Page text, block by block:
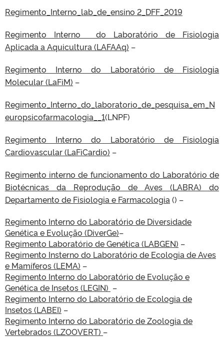
Regimento_Interno_lab_de_ensino 2_DFF_2019
Regimento Interno do Laboratório de Fisiologia
Aplicada a Aquicultura (LAFAAq) –
Regimento Interno do Laboratório de Fisiologia
Molecular (LaFiM) –
Regimento_Interno_do_laboratorio_de_pesquisa_em_N
europsicofarmacologia__1(LNPF)
Regimento Interno do Laboratório de Fisiologia
Cardiovascular (LaFiCardio) –
Regimento interno de funcionamento do Laboratório de
Biotécnicas da Reprodução de Aves (LABRA) do
Departamento de Fisiologia e Farmacologia () –
Regimento Interno do Laboratório de Diversidade
Genética e Evolução (DiverGe)–
Regimento Laboratório de Genética (LABGEN) –
Regimento Insterno do Laboratório de Ecologia de Aves
e Mamíferos (LEMA) –
Regimento Interno do Laboratório de Evolução e
Genética de Insetos (LEGIN) –
Regimento Interno do Laboratório de Ecologia de
Insetos (LABEI) –
Regimento Interno do Laboratório de Zoologia de
Vertebrados (LZOOVERT) –